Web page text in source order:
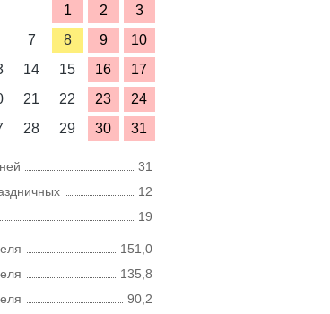
1
2
3
7 8 9
10
14 15 16
17
21 22 23
24
28 29 30 31
31
12
19
151,0
135,8
90,2